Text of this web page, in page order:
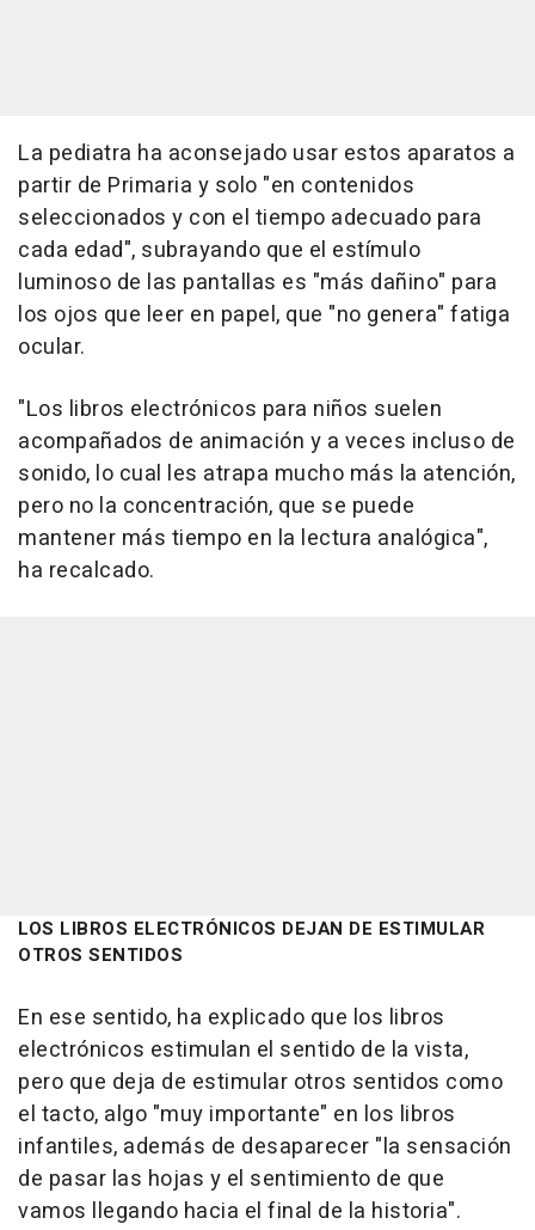
La pediatra ha aconsejado usar estos aparatos a
partir de Primaria y solo "en contenidos
seleccionados y con el tiempo adecuado para
cada edad", subrayando que el estímulo
luminoso de las pantallas es "más dañino" para
los ojos que leer en papel, que "no genera" fatiga
ocular.
"Los libros electrónicos para niños suelen
acompañados de animación y a veces incluso de
sonido, lo cual les atrapa mucho más la atención,
pero no la concentración, que se puede
mantener más tiempo en la lectura analógica",
ha recalcado.
LOS LIBROS ELECTRÓNICOS DEJAN DE ESTIMULAR
OTROS SENTIDOS
En ese sentido, ha explicado que los libros
electrónicos estimulan el sentido de la vista,
pero que deja de estimular otros sentidos como
el tacto, algo "muy importante" en los libros
infantiles, además de desaparecer "la sensación
de pasar las hojas y el sentimiento de que
vamos llegando hacia el final de la historia".